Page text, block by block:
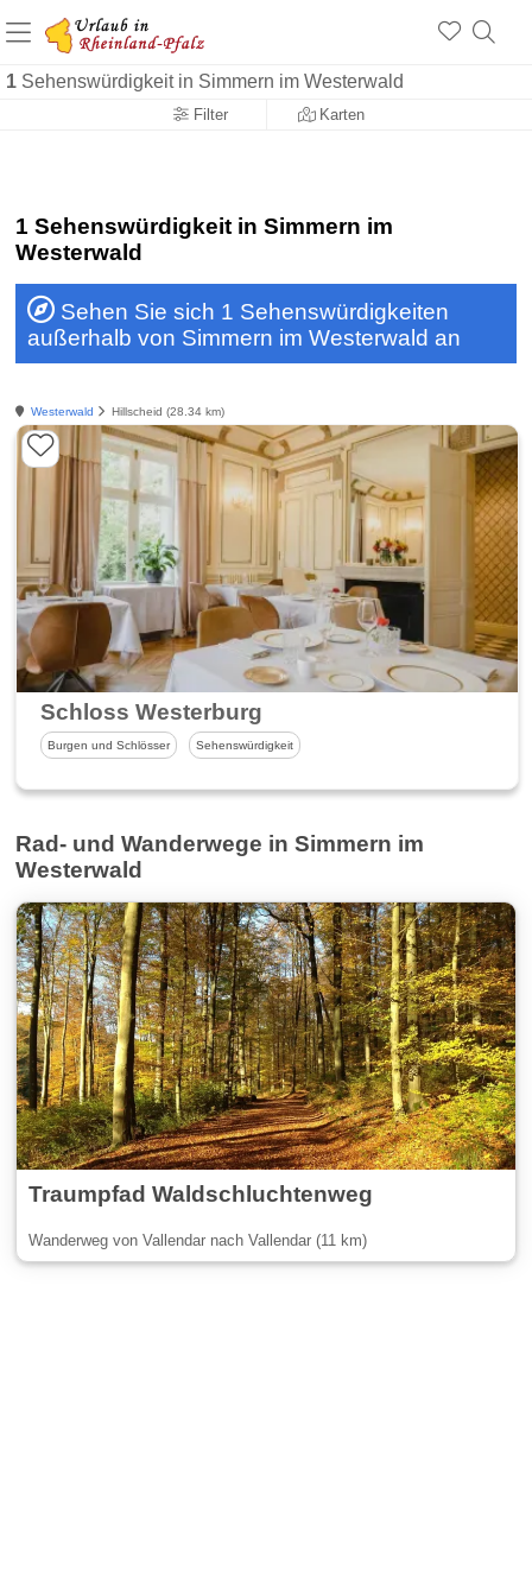
1 Sehenswürdigkeit in Simmern im Westerwald
Filter Karten
+1.500 Unterkünfte in Rheinland-Pfalz
+1.000 Sehenswürdigkeiten
Über 25 Jahre online
1 Sehenswürdigkeit in Simmern im
Westerwald
Sehen Sie sich 1 Sehenswürdigkeiten
außerhalb von Simmern im Westerwald an
Westerwald Hillscheid (28.34 km)
Schloss Westerburg
Burgen und Schlösser Sehenswürdigkeit
Rad- und Wanderwege in Simmern im
Westerwald
Traumpfad Waldschluchtenweg
Wanderweg von Vallendar nach Vallendar (11 km)